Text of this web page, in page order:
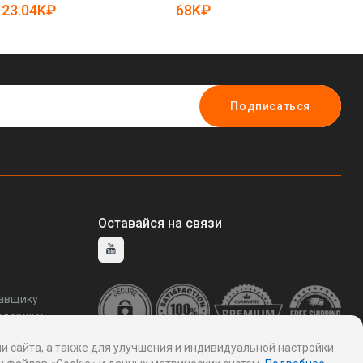
5081090)
23.04K₽ 68K₽
Подписаться
Оставайся на связи
а также для улучшения и индивидуальной настройки